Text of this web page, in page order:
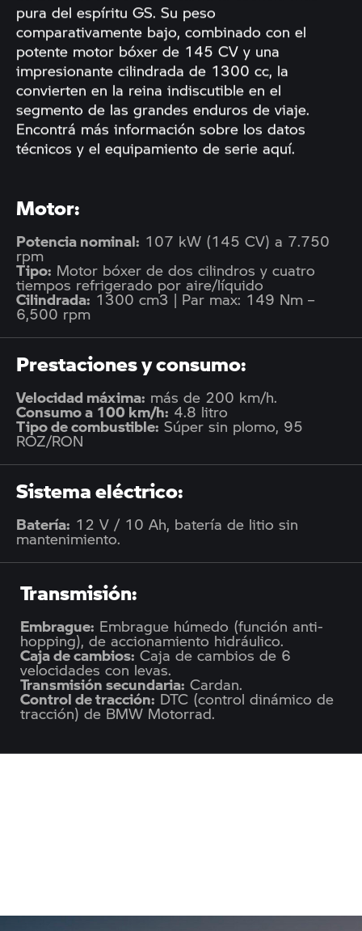
pura del espíritu GS. Su peso
comparativamente bajo, combinado con el
potente motor bóxer de 145 CV y una
impresionante cilindrada de 1300 cc, la
convierten en la reina indiscutible en el
segmento de las grandes enduros de viaje.
Encontrá más información sobre los datos
técnicos y el equipamiento de serie aquí.
Motor:
Potencia nominal: 107 kW (145 CV) a 7.750
rpm
Tipo: Motor bóxer de dos cilindros y cuatro
tiempos refrigerado por aire/líquido
Cilindrada: 1300 cm3 | Par max: 149 Nm –
6,500 rpm
Prestaciones y consumo:
Velocidad máxima: más de 200 km/h.
Consumo a 100 km/h: 4.8 litro
Tipo de combustible: Súper sin plomo, 95
ROZ/RON
Sistema eléctrico:
Batería: 12 V / 10 Ah, batería de litio sin
mantenimiento.
Transmisión:
Embrague: Embrague húmedo (función anti-
hopping), de accionamiento hidráulico.
Caja de cambios: Caja de cambios de 6
velocidades con levas.
Transmisión secundaria: Cardan.
Control de tracción: DTC (control dinámico de
tracción) de BMW Motorrad.